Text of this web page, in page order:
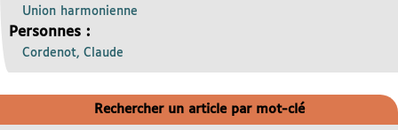
Union harmonienne
Personnes :
Cordenot, Claude
Rechercher un article par mot-clé